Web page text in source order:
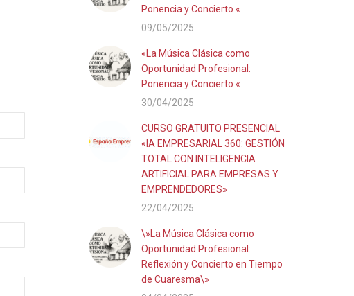
Ponencia y Concierto «
09/05/2025
«La Música Clásica como
Oportunidad Profesional:
Ponencia y Concierto «
30/04/2025
CURSO GRATUITO PRESENCIAL
«IA EMPRESARIAL 360: GESTIÓN
TOTAL CON INTELIGENCIA
ARTIFICIAL PARA EMPRESAS Y
EMPRENDEDORES»
22/04/2025
\»La Música Clásica como
Oportunidad Profesional:
Reflexión y Concierto en Tiempo
de Cuaresma\»